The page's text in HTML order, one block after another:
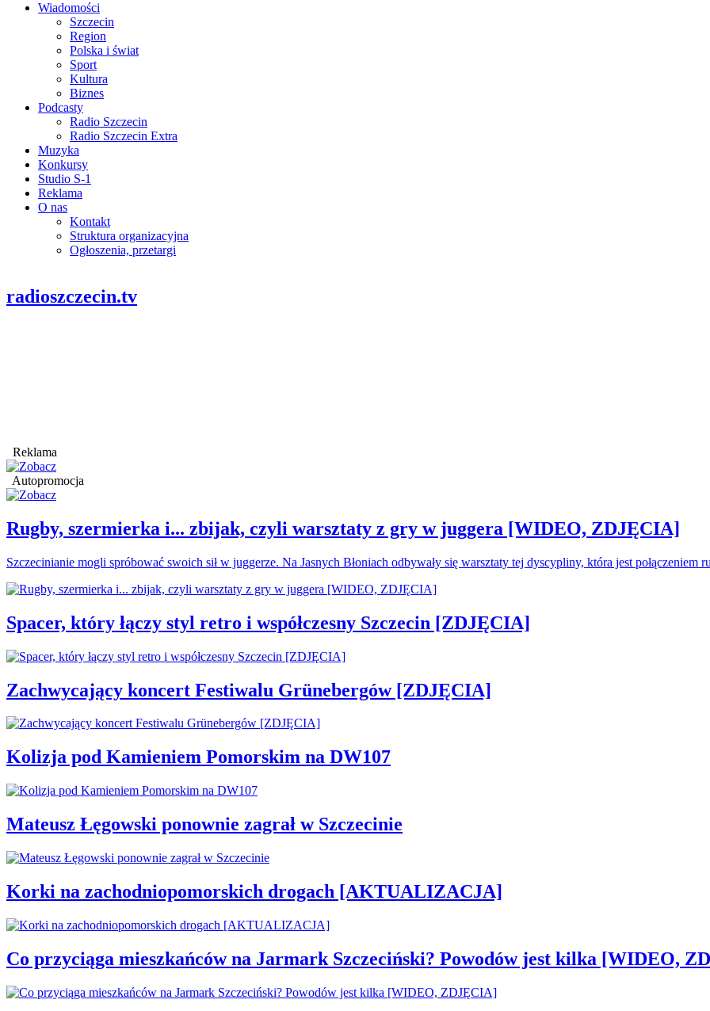
Wiadomości
Szczecin
Region
Polska i świat
Sport
Kultura
Biznes
Podcasty
Radio Szczecin
Radio Szczecin Extra
Muzyka
Konkursy
Studio S-1
Reklama
O nas
Kontakt
Struktura organizacyjna
Ogłoszenia, przetargi
radioszczecin.tv
Reklama
Autopromocja
Rugby, szermierka i... zbijak, czyli warsztaty z gry w juggera [WIDEO, ZDJĘCIA]
Szczecinianie mogli spróbować swoich sił w juggerze. Na Jasnych Błoniach odbywały się warsztaty tej dyscypliny, która jest połączeniem
Spacer, który łączy styl retro i współczesny Szczecin [ZDJĘCIA]
Zachwycający koncert Festiwalu Grünebergów [ZDJĘCIA]
Kolizja pod Kamieniem Pomorskim na DW107
Mateusz Łęgowski ponownie zagrał w Szczecinie
Korki na zachodniopomorskich drogach [AKTUALIZACJA]
Co przyciąga mieszkańców na Jarmark Szczeciński? Powodów jest kilka [WIDEO,